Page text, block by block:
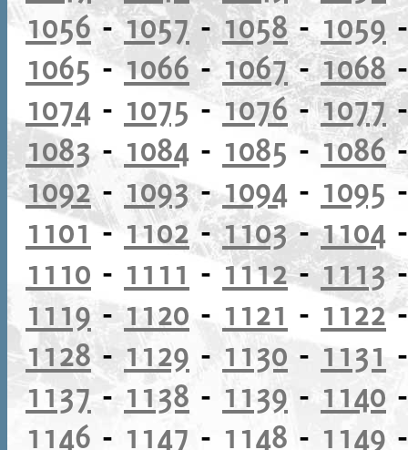
1056-1057-1058- 1059
1065 -1066- 1067-1068
1074 - 1075 -1076-1077
1083- 1084 - 1085 - 1086
1092- 1093-1094 - 1095
1101- 1102-1103-1104
1110 - 1111 - 1112-1113
1119-1120 - 1121 - 1122
1128- 1129 - 1130 - 1131
1137 - 1138 - 1139 - 1140
1146 - 1147 - 1148 - 1149